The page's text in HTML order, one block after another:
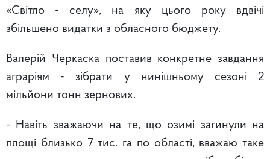
«Світло - селу», на яку цього року вдвічі
збільшено видатки з обласного бюджету.
Валерій Черкаска поставив конкретне завдання
аграріям - зібрати у нинішньому сезоні 2
мільйони тонн зернових.
- Навіть зважаючи на те, що озимі загинули на
площі близько 7 тис. га по області, вважаю таке